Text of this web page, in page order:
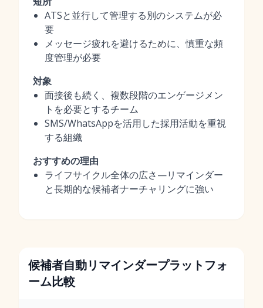
ATSと並行して管理する別のシステムが必
要
メッセージ疲れを避けるために、慎重な頻
度管理が必要
対象
面接後も続く、複数段階のエンゲージメン
トを必要とするチーム
SMS/WhatsAppを活用した採用活動を重視
する組織
おすすめの理由
ライフサイクル全体の広さ—リマインダー
と長期的な候補者ナーチャリングに強い
候補者自動リマインダープラットフォ
ーム比較